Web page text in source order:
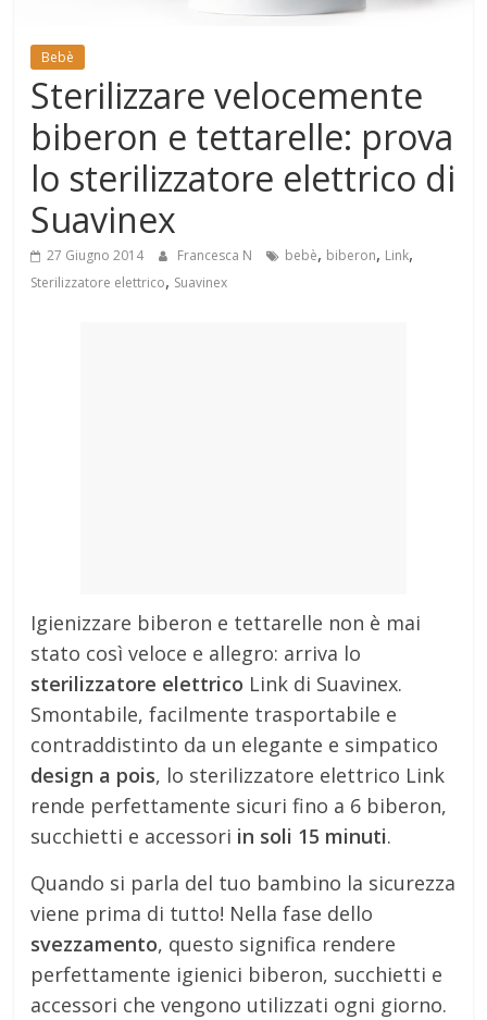
Bebè
Sterilizzare velocemente
biberon e tettarelle: prova
lo sterilizzatore elettrico di
Suavinex
27 Giugno 2014 Francesca N bebè, biberon, Link,
Sterilizzatore elettrico, Suavinex
Igienizzare biberon e tettarelle non è mai
stato così veloce e allegro: arriva lo
sterilizzatore elettrico Link di Suavinex.
Smontabile, facilmente trasportabile e
contraddistinto da un elegante e simpatico
design a pois, lo sterilizzatore elettrico Link
rende perfettamente sicuri fino a 6 biberon,
succhietti e accessori in soli 15 minuti.
Quando si parla del tuo bambino la sicurezza
viene prima di tutto! Nella fase dello
svezzamento, questo significa rendere
perfettamente igienici biberon, succhietti e
accessori che vengono utilizzati ogni giorno.